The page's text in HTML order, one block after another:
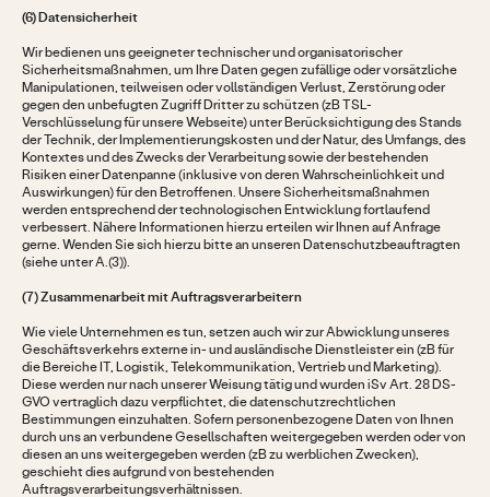
(6) Datensicherheit
Wir bedienen uns geeigneter technischer und organisatorischer
Sicherheitsmaßnahmen, um Ihre Daten gegen zufällige oder vorsätzliche
Manipulationen, teilweisen oder vollständigen Verlust, Zerstörung oder
gegen den unbefugten Zugriff Dritter zu schützen (zB TSL-
Verschlüsselung für unsere Webseite) unter Berücksichtigung des Stands
der Technik, der Implementierungskosten und der Natur, des Umfangs, des
Kontextes und des Zwecks der Verarbeitung sowie der bestehenden
Risiken einer Datenpanne (inklusive von deren Wahrscheinlichkeit und
Auswirkungen) für den Betroffenen. Unsere Sicherheitsmaßnahmen
werden entsprechend der technologischen Entwicklung fortlaufend
verbessert. Nähere Informationen hierzu erteilen wir Ihnen auf Anfrage
gerne. Wenden Sie sich hierzu bitte an unseren Datenschutzbeauftragten
(siehe unter A.(3)).
(7) Zusammenarbeit mit Auftragsverarbeitern
Wie viele Unternehmen es tun, setzen auch wir zur Abwicklung unseres
Geschäftsverkehrs externe in- und ausländische Dienstleister ein (zB für
die Bereiche IT, Logistik, Telekommunikation, Vertrieb und Marketing).
Diese werden nur nach unserer Weisung tätig und wurden iSv Art. 28 DS-
GVO vertraglich dazu verpflichtet, die datenschutzrechtlichen
Bestimmungen einzuhalten. Sofern personenbezogene Daten von Ihnen
durch uns an verbundene Gesellschaften weitergegeben werden oder von
diesen an uns weitergegeben werden (zB zu werblichen Zwecken),
geschieht dies aufgrund von bestehenden
Auftragsverarbeitungsverhältnissen.